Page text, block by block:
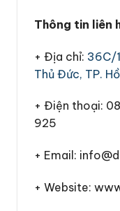
Thông tin liên
+ Địa chỉ: 36C/
Thủ Đức, TP.
+ Điện thoại:
925
+ Email:
+ Website: